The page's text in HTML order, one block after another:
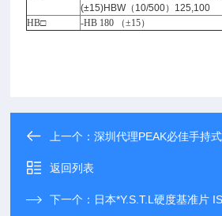
(±15)HBW（10/500）125,100
HB□
-HB 180 （±15）
上一个：深圳代理PEAK必佳手持式
返回列表
下一个： 日本*Y.S.T.L硬度基准片